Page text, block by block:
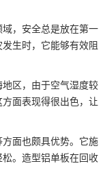
，安全总是放在第一
生时，它能够有效阻
区，由于空气湿度较
面表现得很出色，让
面也颇具优势。它施
。造型铝单板在回收